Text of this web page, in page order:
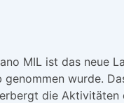
MIL ist das neue
genommen wurde.
die Aktivitäten